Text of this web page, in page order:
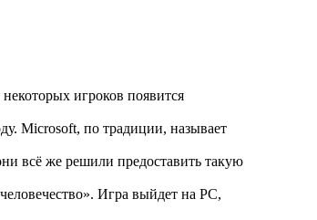
игроков появится
Microsoft, по традиции, называет
всё же решили предоставить такую
Игра выйдет на PC,